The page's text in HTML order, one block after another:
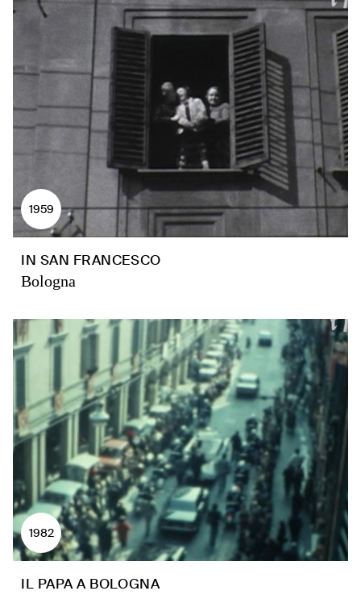
1959
IN SAN FRANCESCO
Bologna
1982
IL PAPA A BOLOGNA